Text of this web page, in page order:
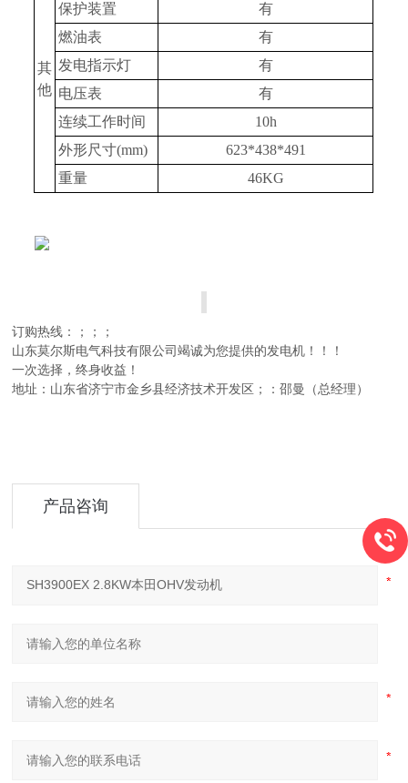
其
他
保护装置
有
燃油表
有
发电指示灯
有
电压表
有
连续工作时间
10h
外形尺寸(mm)
623*438*491
重量
46KG
订购热线： ； ；
；
山东莫尔斯电气科技有限公司竭诚为您提供的发电机！！！
一次选择，终身收益！
地址：山东省济宁市金乡县经济技术开发区；：邵曼（总经理）
产品咨询